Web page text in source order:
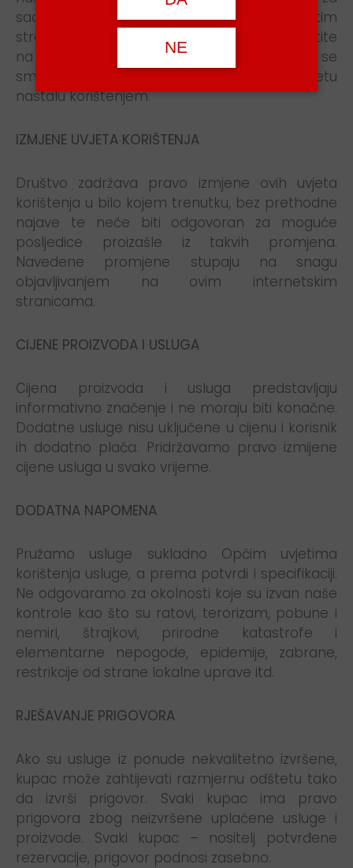
sadržaj tih stranica, niti za linkove na tim
stranicama. Sve sadržaje web stranice koristite
na vlastitu odgovornost i tvrtka se ne može se
smatrati odgovornom za bilo kakvu štetu
nastalu korištenjem.
IZMJENE UVJETA KORIŠTENJA
Društvo zadržava pravo izmjene ovih uvjeta
korištenja u bilo kojem trenutku, bez prethodne
najave te neće biti odgovoran za moguće
posljedice proizašle iz takvih promjena.
Navedene promjene stupaju na snagu
objavljivanjem na ovim internetskim
stranicama.
CIJENE PROIZVODA I USLUGA
Cijena proizvoda i usluga predstavljaju
informativno značenje i ne moraju biti konačne.
Dodatne usluge nisu uključene u cijenu i korisnik
ih dodatno plaća. Pridržavamo pravo izmijene
cijene usluga u svako vrijeme.
DODATNA NAPOMENA
Pružamo usluge sukladno Općim uvjetima
korištenja usluge, a prema potvrdi i specifikaciji.
Ne odgovaramo za okolnosti koje su izvan naše
kontrole kao što su ratovi, terorizam, pobune i
nemiri, štrajkovi, prirodne katastrofe i
elementarne nepogode, epidemije, zabrane,
restrikcije od strane lokalne uprave itd.
RJEŠAVANJE PRIGOVORA
Ako su usluge iz ponude nekvalitetno izvršene,
kupac može zahtijevati razmjernu odštetu tako
da izvrši prigovor. Svaki kupac ima pravo
prigovora zbog neizvršene uplaćene usluge i
proizvode. Svaki kupac – nositelj potvrđene
rezervacije, prigovor podnosi zasebno.
NE